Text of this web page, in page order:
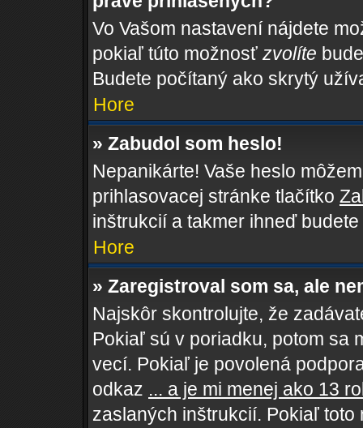
Vo Vašom nastavení nájdete
pokiaľ túto možnosť zvolíte
Budete počítaný ako skrytý
Hore
» Zabudol som heslo!
Nepanikárte! Vaše heslo
prihlasovacej stránke tlačítko
inštrukcií a takmer ihneď
Hore
» Zaregistroval som sa, ale
Najskôr skontrolujte, že
Pokiaľ sú v poriadku, potom sa
vecí. Pokiaľ je povolená
odkaz ... a je mi menej ako 13
zaslaných inštrukcií. Pokiaľ